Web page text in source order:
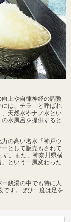
上や自律神経の調整
には、チラ―と呼ばれ
天然水やナノ水とい
水風呂を提供すると
の高い名水「神戸ウ
として販売もされて
す。また、神奈川県横
という一風変わった
銭湯の中でも特に人
です。ぜひ一度は足を